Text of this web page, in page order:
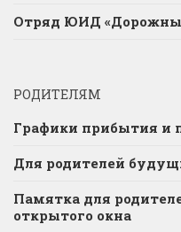
Отряд ЮИД
РОДИТЕЛЯМ
Графики прибытия и
Для родителей
Памятка для
открытого окна